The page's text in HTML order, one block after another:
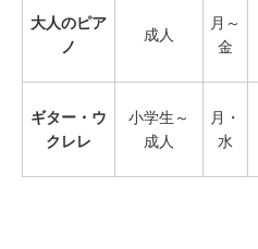
大人のピア
ノ
成人
月～
金
ギター・ウ
クレレ
小学生～
成人
月・
水